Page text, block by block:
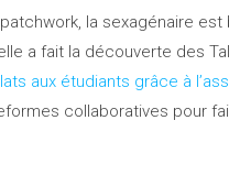
la sexagénaire
a fait la découverte des
aux étudiants grâce à
collaboratives pour